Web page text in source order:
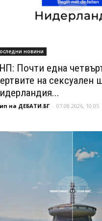
новини
Почти една
на сексуален
на ДЕБАТИ.БГ - 07.08.2026, 10:05